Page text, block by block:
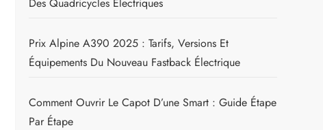
Prix Alpine A390 2025 : Tarifs, Versions Et
Équipements Du Nouveau Fastback Électrique
Comment Ouvrir Le Capot D’une Smart : Guide Étape
Par Étape